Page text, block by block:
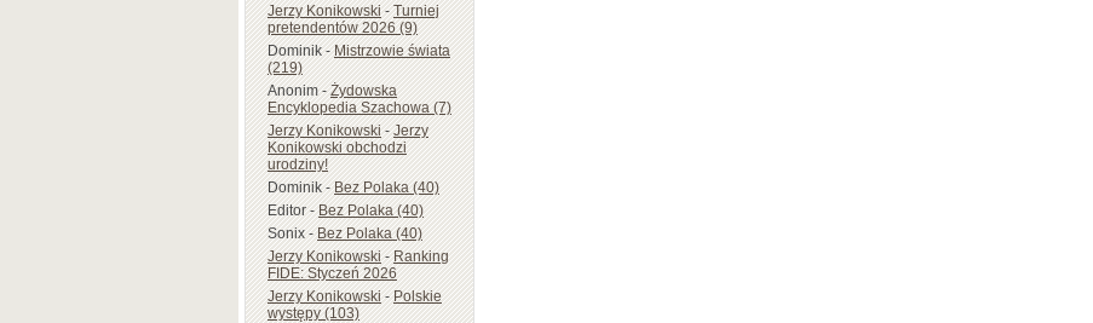
Jerzy Konikowski-Turniej
pretendentów 2026 (9)
Dominik-Mistrzowie świata
(219)
Anonim-Żydowska
Encyklopedia Szachowa (7)
Jerzy Konikowski-Jerzy
Konikowski obchodzi
urodziny!
Dominik-Bez Polaka (40)
Editor-Bez Polaka (40)
Sonix-Bez Polaka (40)
Jerzy Konikowski-Ranking
FIDE: Styczeń 2026
Jerzy Konikowski-Polskie
występy (103)